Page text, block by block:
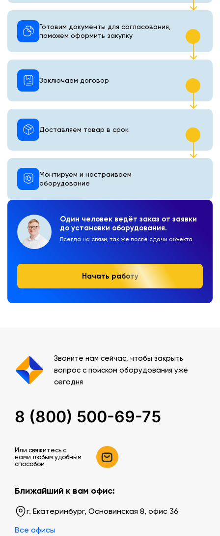
Один человек ведёт заказ от заявки
до установки оборудования.
Всегда на связи, так же после сдачи объекта.
Начать работу
Готовим документы для согласования,
поможем оформить закупку
Монтируем и настраиваем
оборудование
Доставляем товар в срок
Заключаем договор
Звоните нам сейчас, чтобы закрыть
вопрос с поиском оборудования уже
сегодня
8 (800) 500-69-75
Или свяжитесь c
нами любым удобным
способом
Ближайший к вам офис:
г. Екатеринбург, Основинская 8, офис 36
Все офисы